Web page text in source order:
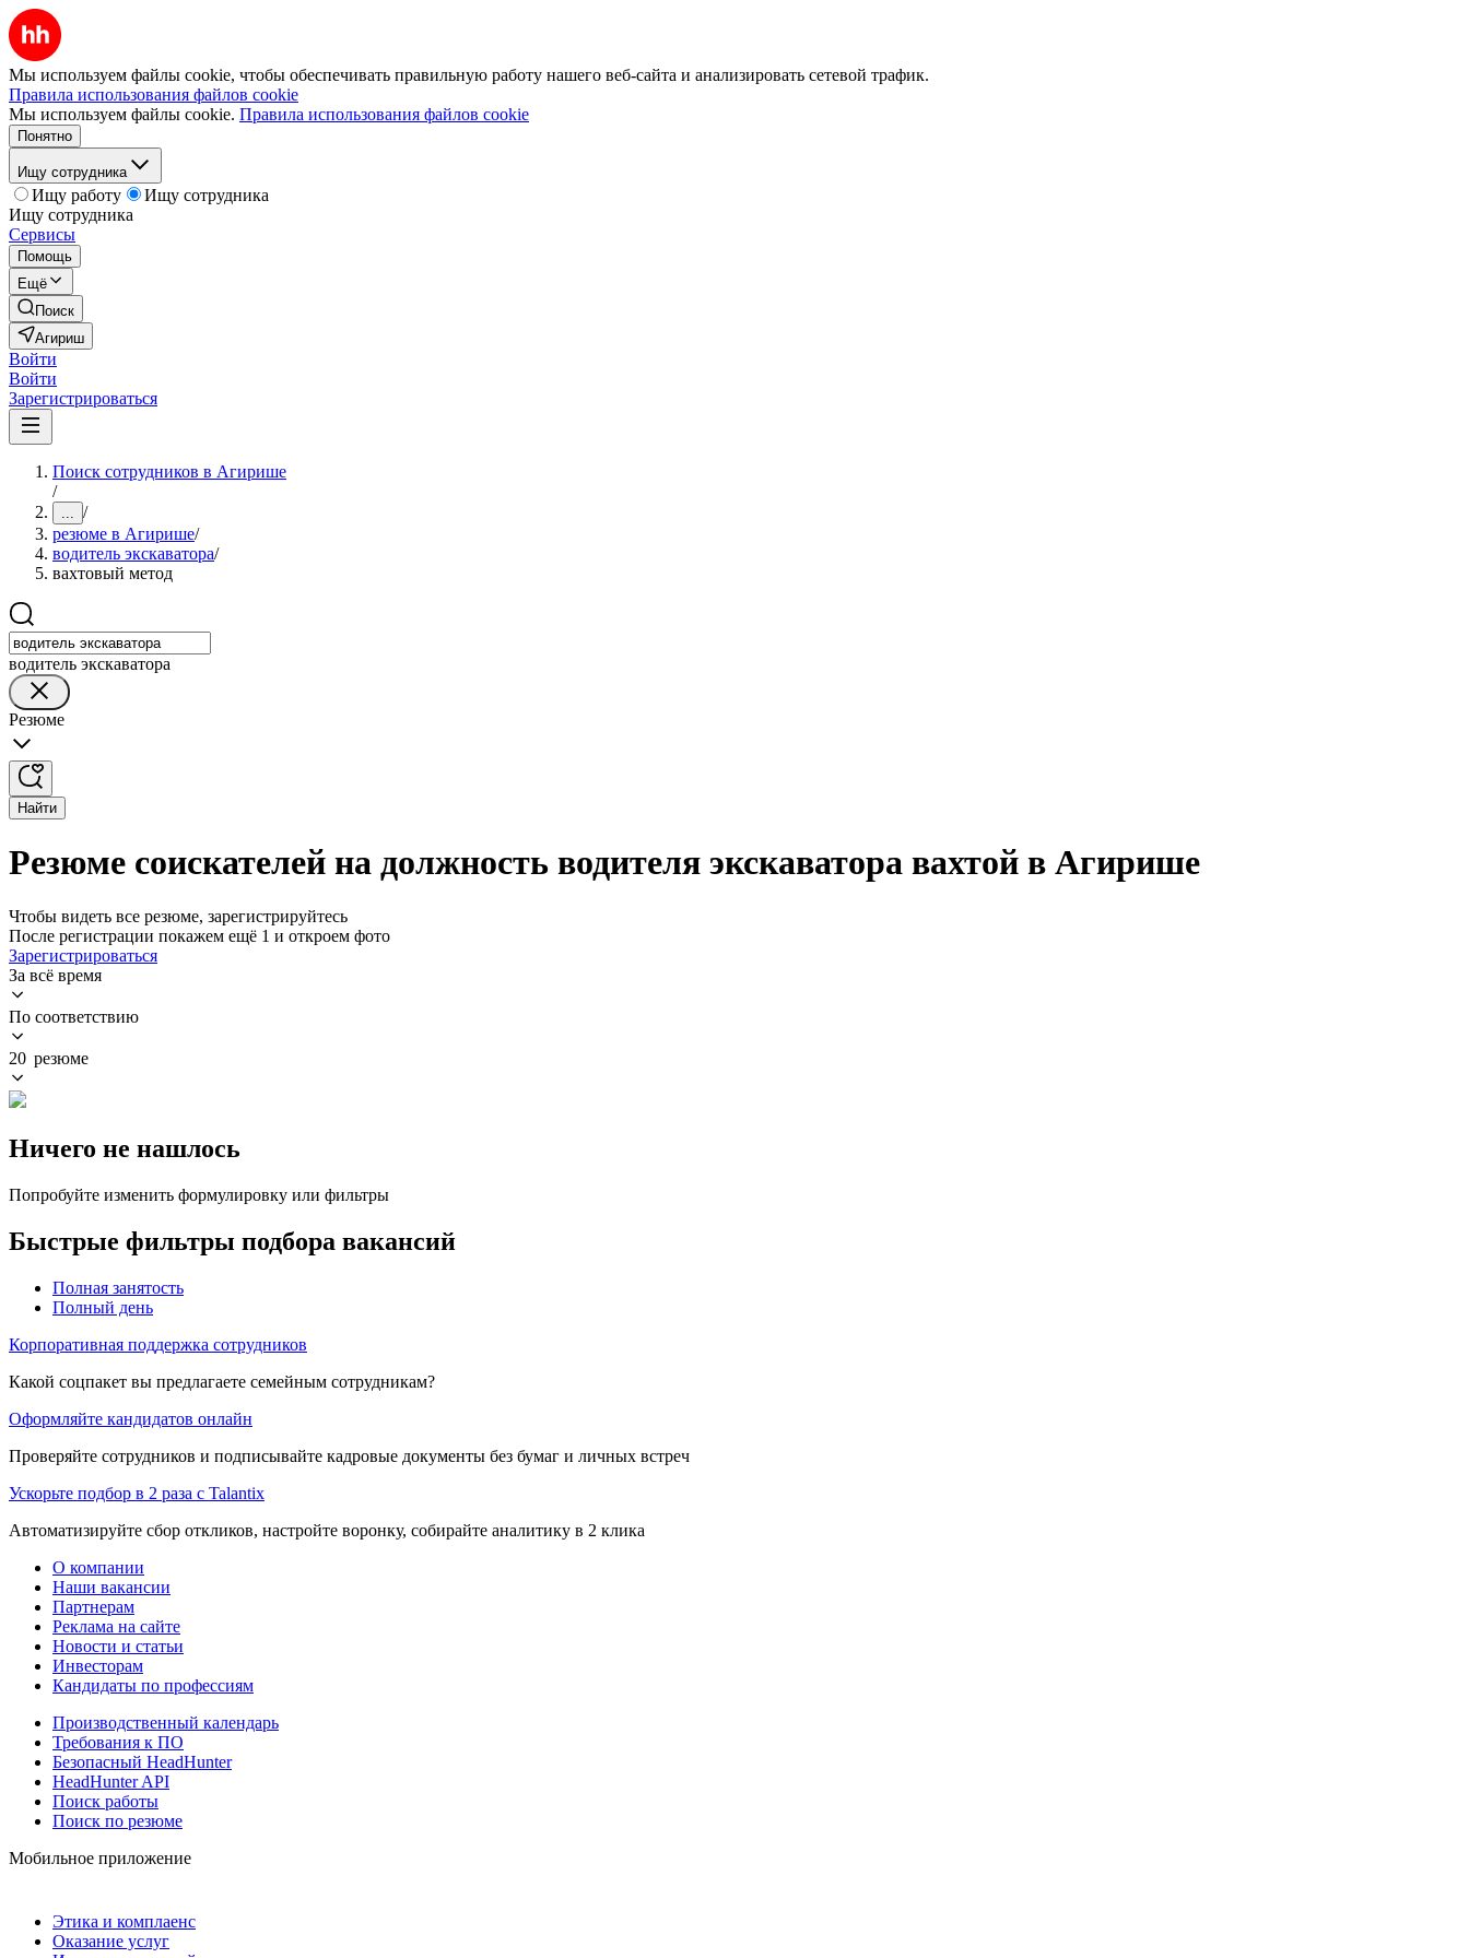
Мы используем файлы cookie, чтобы обеспечивать правильную работу нашего веб-сайта и анализировать сетевой трафик.
Правила использования файлов cookie
Мы используем файлы cookie. Правила использования файлов cookie
Понятно
Ищу сотрудника
Ищу работу
Ищу сотрудника
Ищу сотрудника
Сервисы
Помощь
Ещё
Поиск
Агириш
Войти
Войти
Зарегистрироваться
Поиск сотрудников в Агирише
/
... /
резюме в Агирише/
водитель экскаватора/
вахтовый метод
водитель экскаватора
Резюме
Найти
Резюме соискателей на должность водителя экскаватора вахтой в Агирише
Чтобы видеть все резюме, зарегистрируйтесь
После регистрации покажем ещё 1 и откроем фото
Зарегистрироваться
За всё время
По соответствию
20 резюме
Ничего не нашлось
Попробуйте изменить формулировку или фильтры
Быстрые фильтры подбора вакансий
Полная занятость
Полный день
Корпоративная поддержка сотрудников
Какой соцпакет вы предлагаете семейным сотрудникам?
Оформляйте кандидатов онлайн
Проверяйте сотрудников и подписывайте кадровые документы без бумаг и личных встреч
Ускорьте подбор в 2 раза с Talantix
Автоматизируйте сбор откликов, настройте воронку, собирайте аналитику в 2 клика
О компании
Наши вакансии
Партнерам
Реклама на сайте
Новости и статьи
Инвесторам
Кандидаты по профессиям
Производственный календарь
Требования к ПО
Безопасный HeadHunter
HeadHunter API
Поиск работы
Поиск по резюме
Мобильное приложение
Этика и комплаенс
Оказание услуг